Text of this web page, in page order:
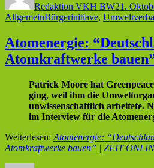
Redaktion VKH BW21.
AllgemeinSchlagwörter
Bürgerinitiave,
Atomenergie:
Atomkraftwerke
Patrick Moore hat
ging, weil ihm die
unwissenschaftlich arbeitete.
im Interview für die
Weiterlesen: Atomenergie:
Atomkraftwerke bauen” | ZEIT